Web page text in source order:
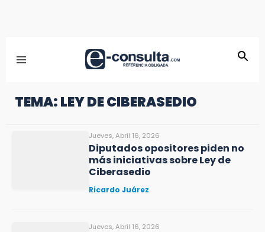
TEMA: LEY DE CIBERASEDIO
Jueves, Abril 16, 2026
Diputados opositores piden no
más iniciativas sobre Ley de
Ciberasedio
Ricardo Juárez
Jueves, Abril 16, 2026